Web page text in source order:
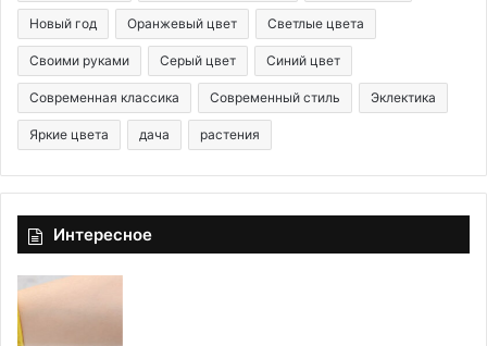
Новый год Оранжевый цвет Светлые цвета
Своими руками Серый цвет Синий цвет
Современная классика Современный стиль Эклектика
Яркие цвета дача растения
Интересное
О
б
н